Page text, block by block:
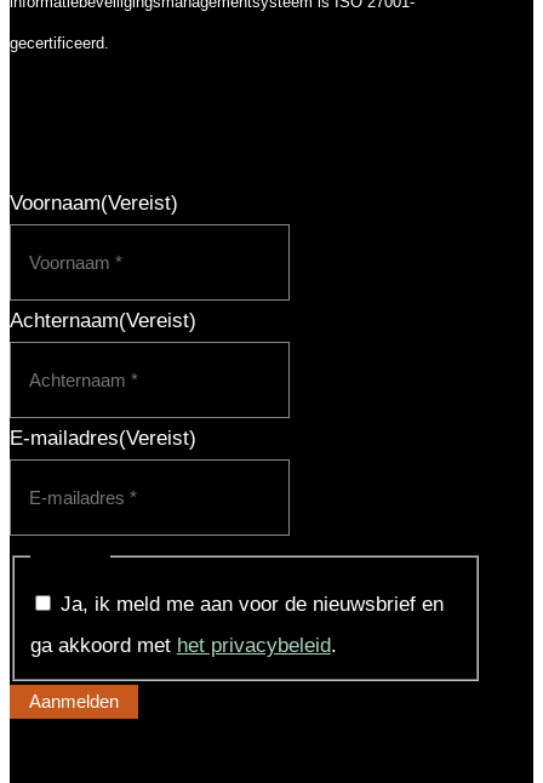
gecertificeerd.
Voornaam(Vereist)
Achternaam(Vereist)
E-mailadres(Vereist)
Ja, ik meld me aan voor de nieuwsbrief en
ga akkoord met het privacybeleid.